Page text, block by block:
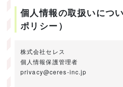
個人情報の取扱いにつ
ポリシー）
株式会社セレス
個人情報保護管理者
privacy@ceres-inc.jp